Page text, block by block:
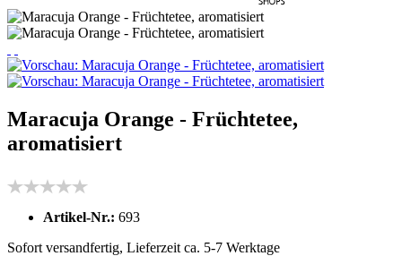
Maracuja Orange - Früchtetee,
aromatisiert
Artikel-Nr.: 693
Sofort versandfertig, Lieferzeit ca. 5-7 Werktage